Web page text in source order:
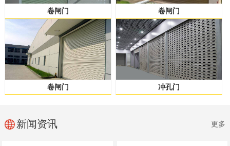
卷闸门 卷闸门
卷闸门 冲孔门
新闻资讯 更多